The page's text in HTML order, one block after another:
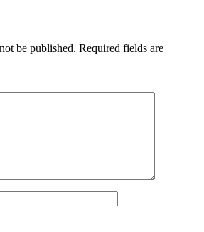
be published. Required fields are